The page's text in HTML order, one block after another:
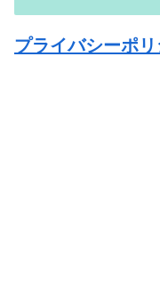
プライバシーポリ